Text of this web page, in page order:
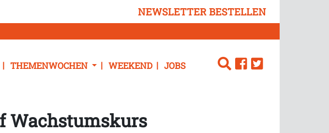
NEWSLETTER BESTELLEN
THEMENWOCHEN WEEKEND JOBS
Wachstumskurs